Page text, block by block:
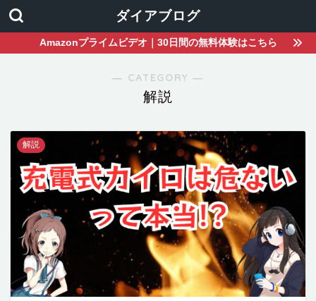
ダイアブログ
Amazonプライムビデオ｜30日間の無料体験はこちら
― CATEGORY ―
解説
解説